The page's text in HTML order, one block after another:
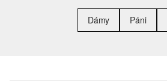
Dámy Páni